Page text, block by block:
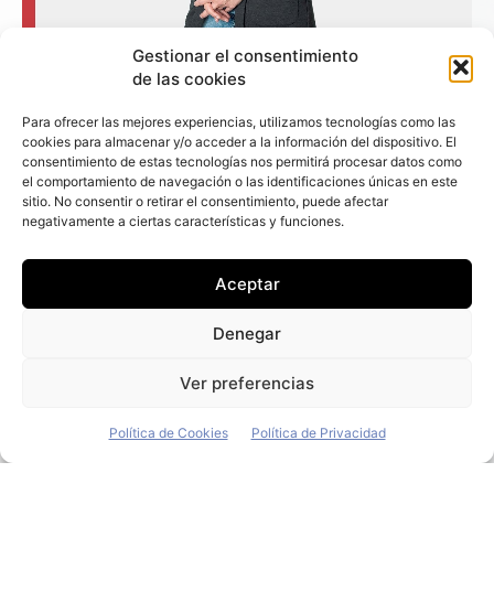
Gestionar el consentimiento
de las cookies
Para ofrecer las mejores experiencias, utilizamos tecnologías como las
cookies para almacenar y/o acceder a la información del dispositivo. El
consentimiento de estas tecnologías nos permitirá procesar datos como
el comportamiento de navegación o las identificaciones únicas en este
sitio. No consentir o retirar el consentimiento, puede afectar
negativamente a ciertas características y funciones.
Aceptar
Denegar
Ver preferencias
Política de Cookies Política de Privacidad
+ Fleet People
Contacto
Staff
La edición digital
+ Contenido en redes sociales